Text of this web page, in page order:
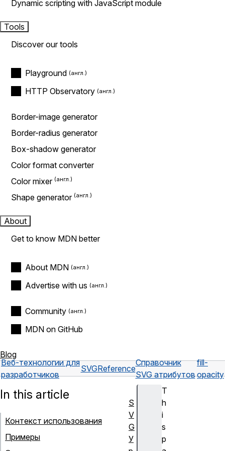
Dynamic scripting with JavaScript module
Tools
Discover our tools
Playground
HTTP Observatory
Border-image generator
Border-radius generator
Box-shadow generator
Color format converter
Color mixer
Shape generator
About
Get to know MDN better
About MDN
Advertise with us
Community
MDN on GitHub
Blog
Веб-технологии для
разработчиков
SVGReference
Справочник
SVG атрибутов
fill-
opacity
T
h
i
s
p
In this article
Контекст использования
Примеры
S
V
G
У